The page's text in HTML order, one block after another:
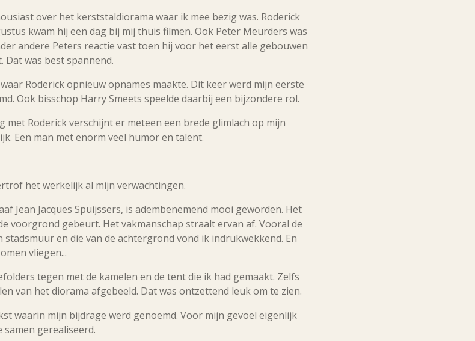
over het kerststaldiorama waar ik mee bezig was. Roderick
kwam hij een dag bij mij thuis filmen. Ook Peter Meurders was
andere Peters reactie vast toen hij voor het eerst alle gebouwen
Dat was best spannend.
Roderick opnieuw opnames maakte. Dit keer werd mijn eerste
Ook bisschop Harry Smeets speelde daarbij een bijzondere rol.
met Roderick verschijnt er meteen een brede glimlach op mijn
Een man met enorm veel humor en talent.
het werkelijk al mijn verwachtingen.
Jean Jacques Spuijssers, is adembenemend mooi geworden. Het
voorgrond gebeurt. Het vakmanschap straalt ervan af. Vooral de
en die van de achtergrond vond ik indrukwekkend. En
vliegen...
tegen met de kamelen en de tent die ik had gemaakt. Zelfs
van het diorama afgebeeld. Dat was ontzettend leuk om te zien.
waarin mijn bijdrage werd genoemd. Voor mijn gevoel eigenlijk
gerealiseerd.